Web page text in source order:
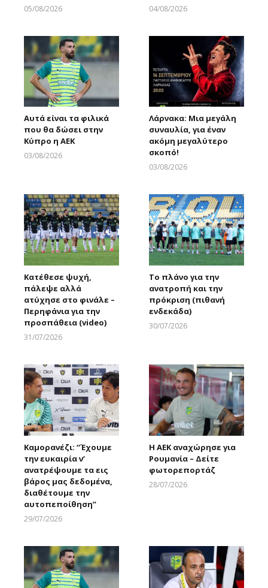
05/08/2026
04/08/2026
Αυτά είναι τα φιλικά
που θα δώσει στην
Κύπρο η ΑΕΚ
03/08/2026
Λάρνακα: Μια μεγάλη
συναυλία, για έναν
ακόμη μεγαλύτερο
σκοπό!
03/08/2026
Κατέθεσε ψυχή,
πάλεψε αλλά
ατύχησε στο φινάλε –
Περηφάνια για την
προσπάθεια (video)
31/07/2026
Το πλάνο για την
ανατροπή και την
πρόκριση (πιθανή
ενδεκάδα)
30/07/2026
Καμορανέζι: “Έχουμε
την ευκαιρία ν’
ανατρέψουμε τα εις
βάρος μας δεδομένα,
διαθέτουμε την
αυτοπεποίθηση”
29/07/2026
Η ΑΕΚ αναχώρησε για
Ρουμανία – Δείτε
φωτορεπορτάζ
28/07/2026